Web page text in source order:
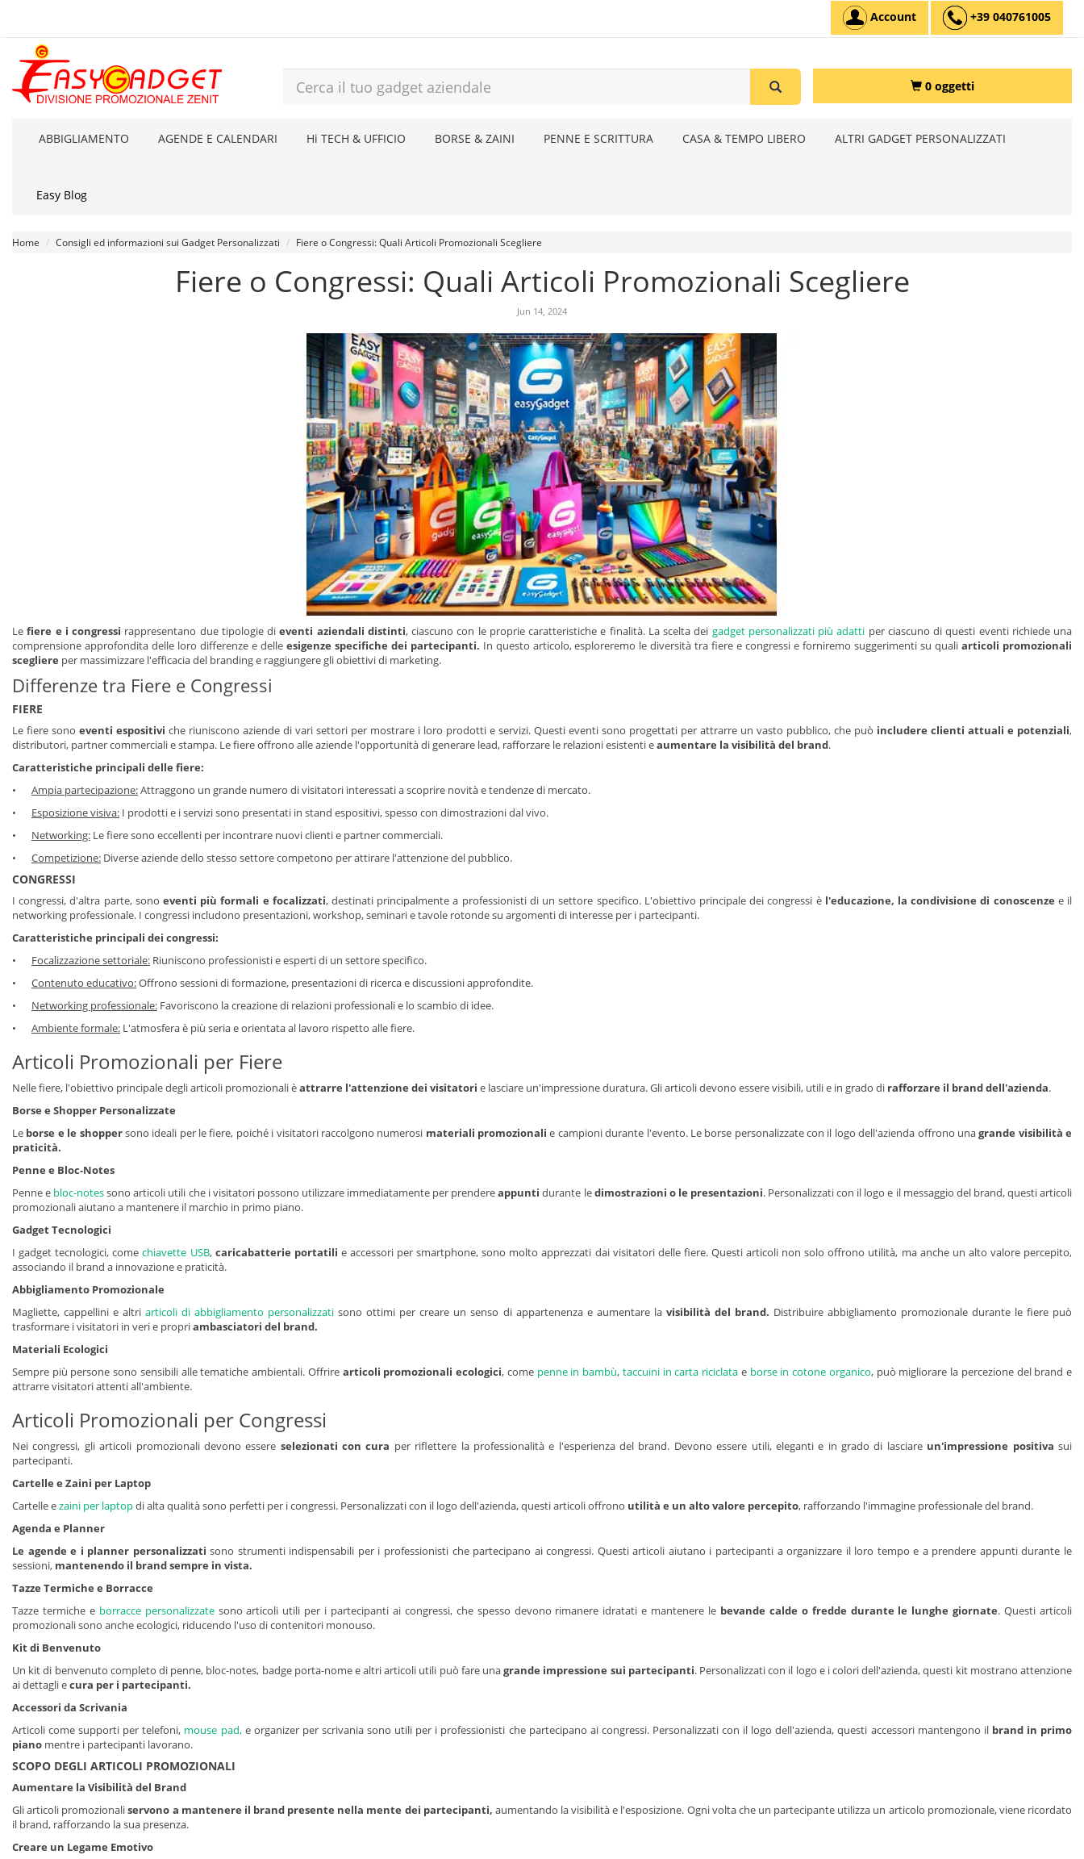
Account +39 040761005
0 oggetti
ABBIGLIAMENTO AGENDE E CALENDARI Hi TECH & UFFICIO BORSE & ZAINI PENNE E SCRITTURA CASA & TEMPO LIBERO ALTRI GADGET PERSONALIZZATI
Easy Blog
Home Consigli ed informazioni sui Gadget Personalizzati Fiere o Congressi: Quali Articoli Promozionali Scegliere
Fiere o Congressi: Quali Articoli Promozionali Scegliere
Jun 14, 2024
Lefiere e i congressi rappresentano due tipologie dieventi aziendali distinti, ciascuno con le proprie caratteristiche e finalità. La scelta dei gadget personalizzati più adatti per ciascuno di questi eventi richiede una
comprensione approfondita delle loro differenze e delle esigenze specifiche dei partecipanti. In questo articolo, esploreremo le diversità tra fiere e congressi e forniremo suggerimenti su qualiarticoli promozionali
scegliere per massimizzare l'efficacia del branding e raggiungere gli obiettivi di marketing.
Differenze tra Fiere e Congressi
FIERE
Le fiere sono eventi espositivi che riuniscono aziende di vari settori per mostrare i loro prodotti e servizi. Questi eventi sono progettati per attrarre un vasto pubblico, che può includere clienti attuali e potenziali,
distributori, partner commerciali e stampa. Le fiere offrono alle aziende l'opportunità di generare lead, rafforzare le relazioni esistenti eaumentare la visibilità del brand.
Caratteristiche principali delle fiere:
•
Ampia partecipazione:Attraggono un grande numero di visitatori interessati a scoprire novità e tendenze di mercato.
•
Esposizione visiva: I prodotti e i servizi sono presentati in stand espositivi, spesso con dimostrazioni dal vivo.
•
Networking: Le fiere sono eccellenti per incontrare nuovi clienti e partner commerciali.
•
Competizione: Diverse aziende dello stesso settore competono per attirare l'attenzione del pubblico.
CONGRESSI
I congressi, d'altra parte, sonoeventi più formali e focalizzati, destinati principalmente a professionisti di un settore specifico. L'obiettivo principale dei congressi è l'educazione, la condivisione di conoscenze e il
networking professionale. I congressi includono presentazioni, workshop, seminari e tavole rotonde su argomenti di interesse per i partecipanti.
Caratteristiche principali dei congressi:
•
Focalizzazione settoriale: Riuniscono professionisti e esperti di un settore specifico.
•
Contenuto educativo:Offrono sessioni di formazione, presentazioni di ricerca e discussioni approfondite.
•
Networking professionale: Favoriscono la creazione di relazioni professionali e lo scambio di idee.
•
Ambiente formale: L'atmosfera è più seria e orientata al lavoro rispetto alle fiere.
Articoli Promozionali per Fiere
Nelle fiere, l'obiettivo principale degli articoli promozionali èattrarre l'attenzione dei visitatori e lasciare un'impressione duratura. Gli articoli devono essere visibili, utili e in grado di rafforzare il brand dell'azienda.
Borse e Shopper Personalizzate
Le borse e le shoppersono ideali per le fiere, poiché i visitatori raccolgono numerosi materiali promozionali e campioni durante l'evento. Le borse personalizzate con il logo dell'azienda offrono unagrande visibilità e
praticità.
Penne e Bloc-Notes
Penne e bloc-notessono articoli utili che i visitatori possono utilizzare immediatamente per prendereappuntidurante ledimostrazioni o le presentazioni. Personalizzati con il logo e il messaggio del brand, questi articoli
promozionali aiutano a mantenere il marchio in primo piano.
Gadget Tecnologici
I gadget tecnologici, comechiavette USB, caricabatterie portatili e accessori per smartphone, sono molto apprezzati dai visitatori delle fiere. Questi articoli non solo offrono utilità, ma anche un alto valore percepito,
associando il brand a innovazione e praticità.
Abbigliamento Promozionale
Magliette, cappellini e altriarticoli di abbigliamento personalizzati sono ottimi per creare un senso di appartenenza e aumentare la visibilità del brand. Distribuire abbigliamento promozionale durante le fiere può
trasformare i visitatori in veri e propriambasciatori del brand.
Materiali Ecologici
Sempre più persone sono sensibili alle tematiche ambientali. Offrire articoli promozionali ecologici, come penne in bambù, taccuini in carta riciclata e borse in cotone organico, può migliorare la percezione del brand e
attrarre visitatori attenti all'ambiente.
Articoli Promozionali per Congressi
Nei congressi, gli articoli promozionali devono essere selezionati con cura per riflettere la professionalità e l'esperienza del brand. Devono essere utili, eleganti e in grado di lasciare un'impressione positiva sui
partecipanti.
Cartelle e Zaini per Laptop
Cartelle ezaini per laptopdi alta qualità sono perfetti per i congressi. Personalizzati con il logo dell'azienda, questi articoli offrono utilità e un alto valore percepito, rafforzando l'immagine professionale del brand.
Agenda e Planner
Le agende e i planner personalizzatisono strumenti indispensabili per i professionisti che partecipano ai congressi. Questi articoli aiutano i partecipanti a organizzare il loro tempo e a prendere appunti durante le
sessioni, mantenendo il brand sempre in vista.
Tazze Termiche e Borracce
Tazze termiche e borracce personalizzate sono articoli utili per i partecipanti ai congressi, che spesso devono rimanere idratati e mantenere le bevande calde o fredde durante le lunghe giornate. Questi articoli
promozionali sono anche ecologici, riducendo l'uso di contenitori monouso.
Kit di Benvenuto
Un kit di benvenuto completo di penne, bloc-notes, badge porta-nome e altri articoli utili può fare unagrande impressione sui partecipanti. Personalizzati con il logo e i colori dell'azienda, questi kit mostrano attenzione
ai dettagli ecura per i partecipanti.
Accessori da Scrivania
Articoli come supporti per telefoni, mouse pad,e organizer per scrivania sono utili per i professionisti che partecipano ai congressi. Personalizzati con il logo dell'azienda, questi accessori mantengono il brand in primo
piano mentre i partecipanti lavorano.
SCOPO DEGLI ARTICOLI PROMOZIONALI
Aumentare la Visibilità del Brand
Gli articoli promozionaliservono a mantenere il brand presente nella mente dei partecipanti, aumentando la visibilità e l'esposizione. Ogni volta che un partecipante utilizza un articolo promozionale, viene ricordato
il brand, rafforzando la sua presenza.
Creare un Legame Emotivo